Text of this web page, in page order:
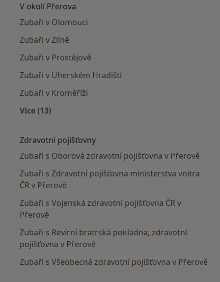
V okolí Přerova
Zubaři v Olomouci
Zubaři v Zlíně
Zubaři v Prostějově
Zubaři v Uherském Hradišti
Zubaři v Kroměříži
Více (13)
Zdravotní pojišťovny
Zubaři s Oborová zdravotní pojišťovna v Přerově
Zubaři s Zdravotní pojišťovna ministerstva vnitra
ČR v Přerově
Zubaři s Vojenská zdravotní pojišťovna ČR v
Přerově
Zubaři s Revírní bratrská pokladna, zdravotní
pojišťovna v Přerově
Zubaři s Všeobecná zdravotní pojišťovna v Přerově